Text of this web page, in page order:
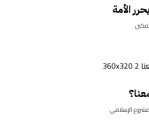
الأمة
الإسلامي